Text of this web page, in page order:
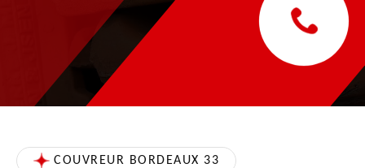
COUVREUR BORDEAUX 33